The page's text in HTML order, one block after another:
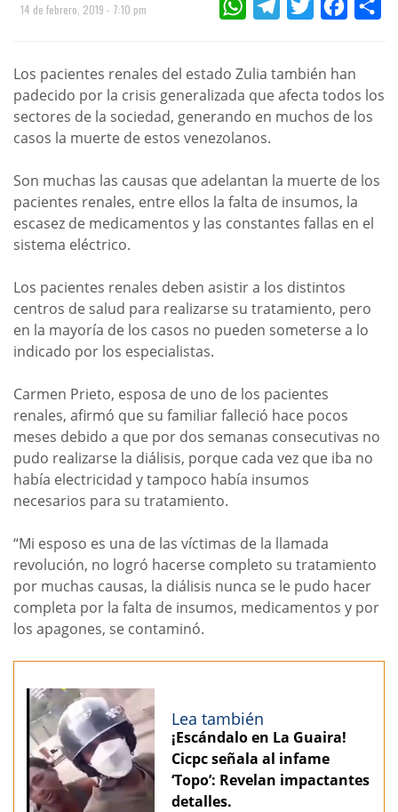
14 de febrero, 2019 - 7:10 pm WHATSAPPTELEGRAMTWITTER
Los pacientes renales del estado Zulia también han
padecido por la crisis generalizada que afecta todos los
sectores de la sociedad, generando en muchos de los
casos la muerte de estos venezolanos.
Son muchas las causas que adelantan la muerte de los
pacientes renales, entre ellos la falta de insumos, la
escasez de medicamentos y las constantes fallas en el
sistema eléctrico.
Los pacientes renales deben asistir a los distintos
centros de salud para realizarse su tratamiento, pero
en la mayoría de los casos no pueden someterse a lo
indicado por los especialistas.
Carmen Prieto, esposa de uno de los pacientes
renales, afirmó que su familiar falleció hace pocos
meses debido a que por dos semanas consecutivas no
pudo realizarse la diálisis, porque cada vez que iba no
había electricidad y tampoco había insumos
necesarios para su tratamiento.
“Mi esposo es una de las víctimas de la llamada
revolución, no logró hacerse completo su tratamiento
por muchas causas, la diálisis nunca se le pudo hacer
completa por la falta de insumos, medicamentos y por
los apagones, se contaminó.
Lea también
¡Escándalo en La Guaira!
Cicpc señala al infame
‘Topo’: Revelan impactantes
detalles.